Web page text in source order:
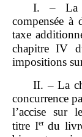
I. – La
compensée à
taxe
chapitre IV
impositions
II. – La
concurrence
l’accise sur
titre Ier du